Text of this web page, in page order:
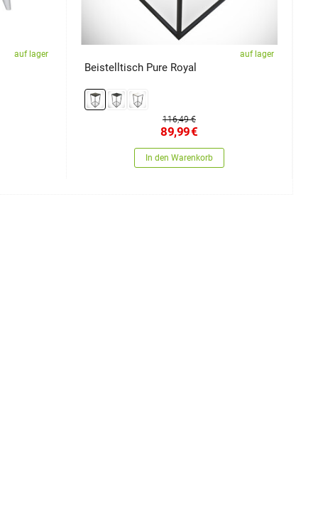
auf lager auf lager
Beistelltisch Pure Royal
116,49 €
89,99€
In den Warenkorb